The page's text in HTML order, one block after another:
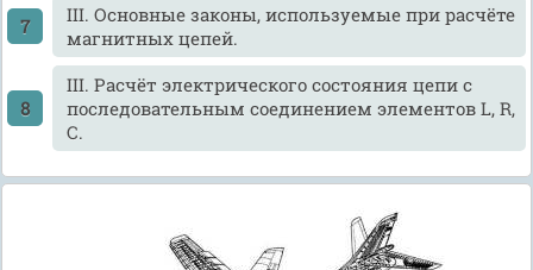
III. Основные законы, используемые при расчёте
магнитных цепей.
III. Расчёт электрического состояния цепи с
последовательным соединением элементов L, R,
C.